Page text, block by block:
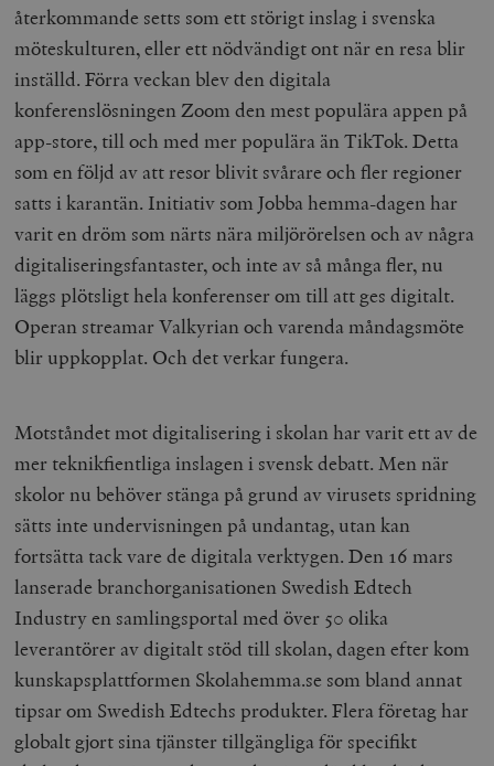
återkommande setts som ett störigt inslag i svenska
möteskulturen, eller ett nödvändigt ont när en resa blir
inställd. Förra veckan blev den digitala
konferenslösningen Zoom den mest populära appen på
app-store, till och med mer populära än TikTok. Detta
som en följd av att resor blivit svårare och fler regioner
satts i karantän. Initiativ som Jobba hemma-dagen har
varit en dröm som närts nära miljörörelsen och av några
digitaliseringsfantaster, och inte av så många fler, nu
läggs plötsligt hela konferenser om till att ges digitalt.
Operan streamar Valkyrian och varenda måndagsmöte
blir uppkopplat. Och det verkar fungera.
Motståndet mot digitalisering i skolan har varit ett av de
mer teknikfientliga inslagen i svensk debatt. Men när
skolor nu behöver stänga på grund av virusets spridning
sätts inte undervisningen på undantag, utan kan
fortsätta tack vare de digitala verktygen. Den 16 mars
lanserade branchorganisationen Swedish Edtech
Industry en samlingsportal med över 50 olika
leverantörer av digitalt stöd till skolan, dagen efter kom
kunskapsplattformen Skolahemma.se som bland annat
tipsar om Swedish Edtechs produkter. Flera företag har
globalt gjort sina tjänster tillgängliga för specifikt